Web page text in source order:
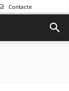
Contacte